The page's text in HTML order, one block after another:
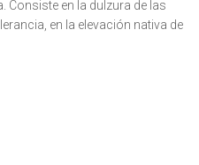
Consiste en la dulzura de las
en la elevación nativa de